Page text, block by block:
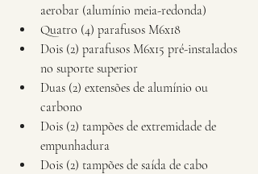
aerobar (alumínio meia-redonda)
Quatro (4) parafusos M6x18
Dois (2) parafusos M6x15 pré-instalados
no suporte superior
Duas (2) extensões de alumínio ou
carbono
Dois (2) tampões de extremidade de
empunhadura
Dois (2) tampões de saída de cabo